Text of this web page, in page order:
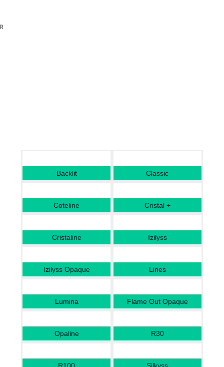
Backlit Classic
Coteline Cristal +
Cristaline Izilyss
Izilyss Opaque Lines
Lumina Flame Out Opaque
Opaline R30